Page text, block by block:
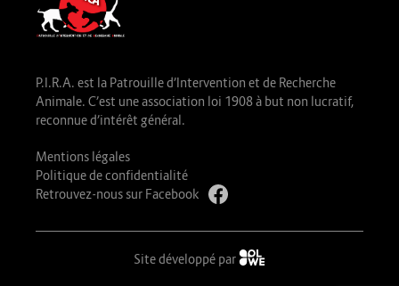
P.I.R.A. est la Patrouille d’Intervention et de Recherche
Animale. C’est une association loi 1908 à but non lucratif,
reconnue d’intérêt général.
Mentions légales
Politique de confidentialité
Retrouvez-nous sur Facebook
Site développé par